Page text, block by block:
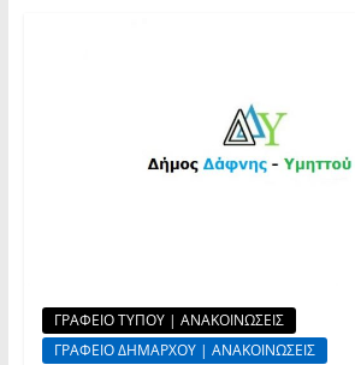
ΓΡΑΦΕΙΟ ΤΥΠΟΥ | ΑΝΑΚΟΙΝΩΣΕΙΣ
ΓΡΑΦΕΙΟ ΔΗΜΑΡΧΟΥ | ΑΝΑΚΟΙΝΩΣΕΙΣ